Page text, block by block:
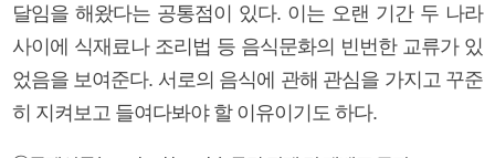
달임을 해왔다는 공통점이 있다. 이는 오랜 기간 두 나라
사이에 식재료나 조리법 등 음식문화의 빈번한 교류가 있
었음을 보여준다. 서로의 음식에 관해 관심을 가지고 꾸준
히 지켜보고 들여다봐야 할 이유이기도 하다.